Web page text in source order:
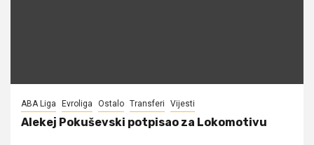
ABA Liga Evroliga Ostalo Transferi Vijesti
Alekej Pokuševski potpisao za Lokomotivu